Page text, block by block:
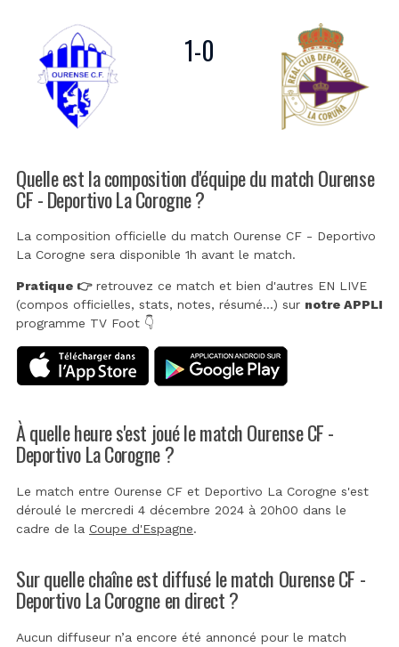
1-0
Quelle est la composition d'équipe du match Ourense
CF - Deportivo La Corogne ?
La composition officielle du match Ourense CF - Deportivo
La Corogne sera disponible 1h avant le match.
Pratique 👉retrouvez ce match et bien d'autres EN LIVE
(compos officielles, stats, notes, résumé...) sur notre APPLI
programme TV Foot 👇
À quelle heure s'est joué le match Ourense CF -
Deportivo La Corogne ?
Le match entre Ourense CF et Deportivo La Corogne s'est
déroulé le mercredi 4 décembre 2024 à 20h00 dans le
cadre de la Coupe d'Espagne.
Sur quelle chaîne est diffusé le match Ourense CF -
Deportivo La Corogne en direct ?
Aucun diffuseur n’a encore été annoncé pour le match